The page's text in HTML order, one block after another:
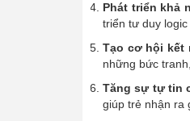
Phát triển khả
triển tư duy
Tạo cơ hội kết
những bức
Tăng sự tự tin
giúp trẻ nhận ra